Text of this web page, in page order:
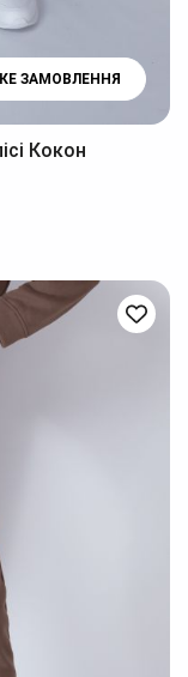
ЗАМОВЛЕННЯ
Кокон